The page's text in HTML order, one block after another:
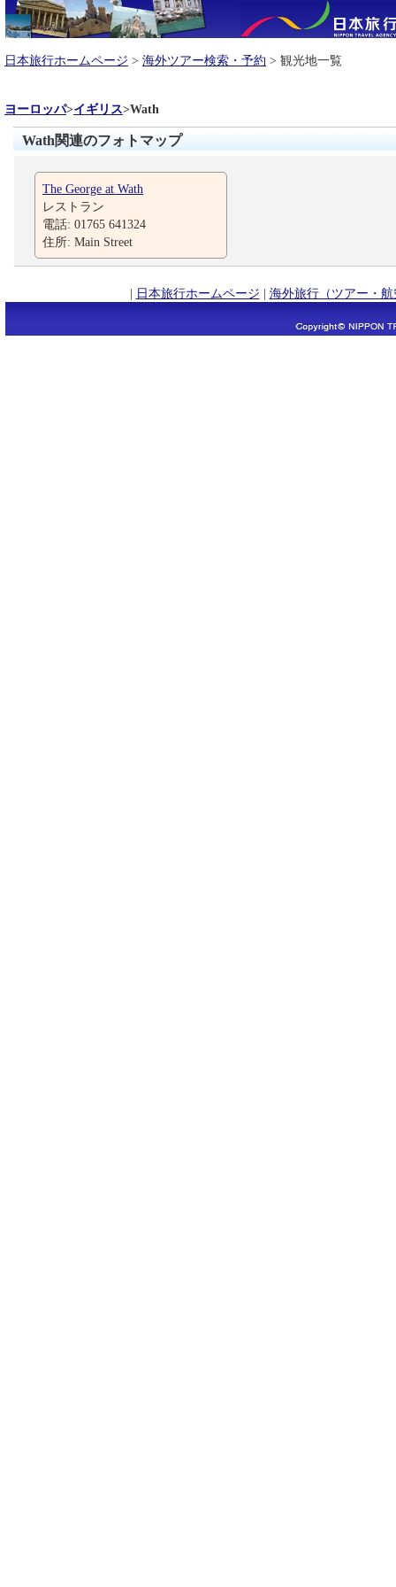
日本旅行ホームページ > 海外ツアー検索・予約 > 観光地一覧
ヨーロッパ>イギリス>Wath
Wath関連のフォトマップ
The George at Wath
レストラン
電話: 01765 641324
住所: Main Street
| 日本旅行ホームページ | 海外旅行（ツアー・航